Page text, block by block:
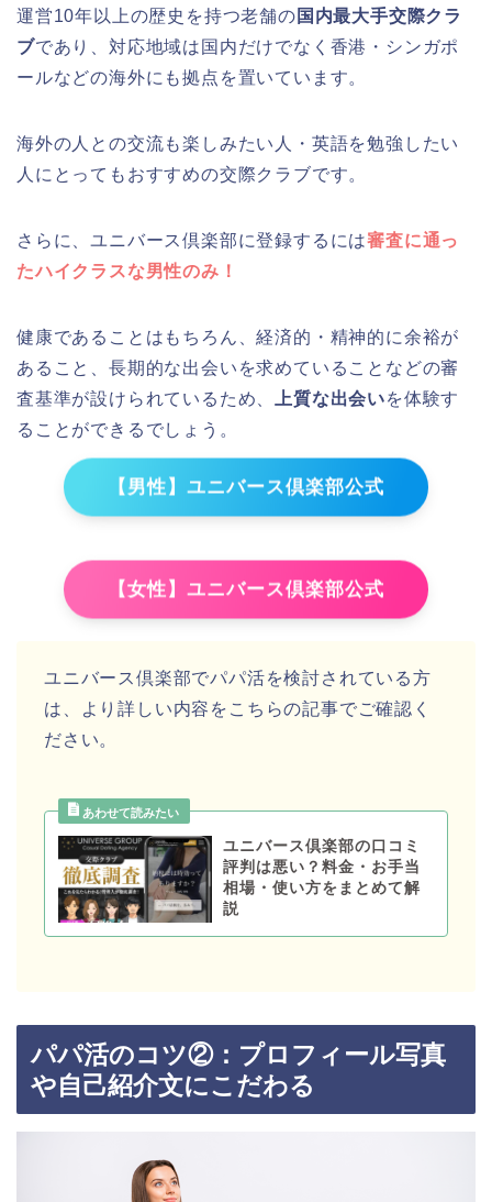
運営10年以上の歴史を持つ老舗の 国内最大手交際クラ
ブであり、対応地域は国内だけでなく香港・シンガポ
ールなどの海外にも拠点を置いています。
海外の人との交流も楽しみたい人・英語を勉強したい
人にとってもおすすめの交際クラブです。
さらに、ユニバース倶楽部に登録するには審査に通っ
たハイクラスな男性のみ！
健康であることはもちろん、経済的・精神的に余裕が
あること、長期的な出会いを求めていることなどの審
査基準が設けられているため、
上質な出会いを体験す
ることができるでしょう。
【男性】ユニバース倶楽部公式
【女性】ユニバース倶楽部公式
ユニバース倶楽部でパパ活を検討されている方
は、より詳しい内容をこちらの記事でご確認く
ださい。
ユニバース倶楽部の口コミ
評判は悪い？料金・お手当
相場・使い方をまとめて解
説
パパ活のコツ②：プロフィール写真
や自己紹介文にこだわる